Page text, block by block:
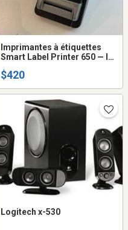
Imprimantes à étiquettes
Smart Label Printer 650 — lot
$420
Logitech x-530